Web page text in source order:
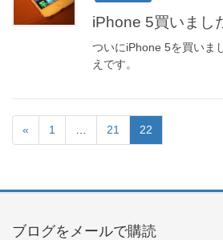
iPhone 5買いまし
ついにiPhone 5を買いま
えです。
« 1 21 22
ブログをメールで購読